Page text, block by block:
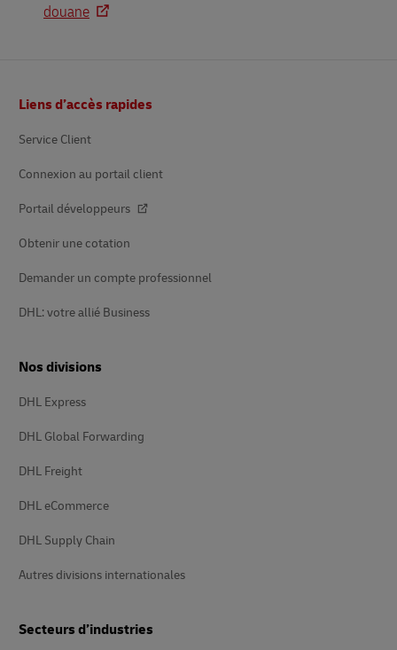
douane
Liens d’accès rapides
Service Client
Connexion au portail client
Portail développeurs
Obtenir une cotation
Demander un compte professionnel
DHL: votre allié Business
Nos divisions
DHL Express
DHL Global Forwarding
DHL Freight
DHL eCommerce
DHL Supply Chain
Autres divisions internationales
Secteurs d’industries